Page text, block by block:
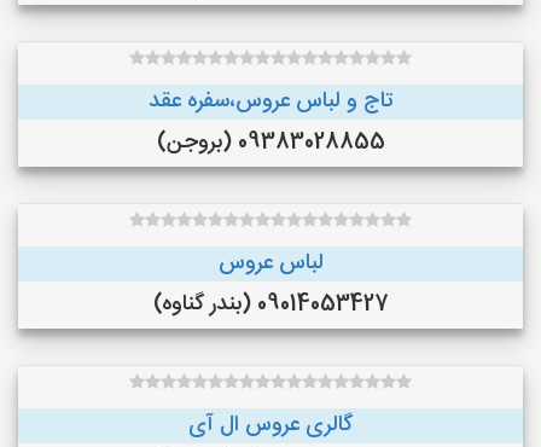
تاج و لباس عروس،سفره عقد
09383028855 (بروجن)
لباس عروس
09014053427 (بندر گناوه)
گالری عروس ال آی